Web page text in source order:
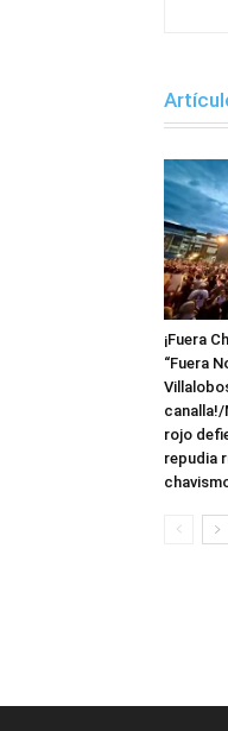
¡Fuera
“Fuera
rojo
repudia